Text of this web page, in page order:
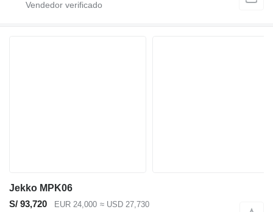
Jekko MPK06
S/ 93,720
EUR 24,000 ≈ USD 27,730